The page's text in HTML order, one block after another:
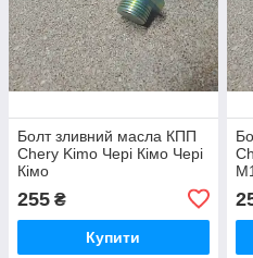
Болт зливний масла КПП
Chery Kimo Чері Кімо Чері
Кімо
255 ₴
Купити